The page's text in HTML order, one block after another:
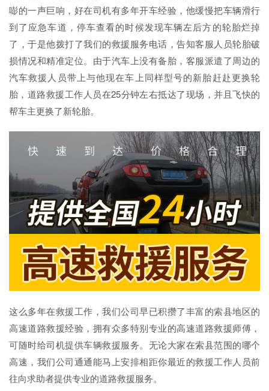
嘭的一声巨响，好在司机有多年开车经验，他缓慢把车辆滑行
到了应急车道，停车查看的时候发现车辆左后方的轮胎烂掉
了，于是他拨打了我们的救援服务电话，告知客服人员轮胎破
损情况和精准定位。由于汽车上没有备胎，客服派遣了周边的
汽车救援人员带上与他现在车上同样型号的新胎赶赴更换轮
胎，道路救援工作人员在25分钟左右抵达了现场，并且飞快的
帮车主更换了新轮胎。
这么多年在救援工作，我们公司早已积攒了丰富的索县地区的
高速道路救援经验，拥有众多特别专业的高速道路救援师傅，
可随时给司机提供车辆救援服务。无论大家在索县范围的哪个
高速，我们公司通通能马上安排相距你最近的救援工作人员前
往向求助者提供专业的道路救援服务。